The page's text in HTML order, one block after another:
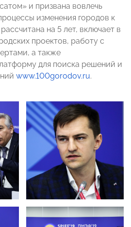
и призвана вовлечь
изменения городов к
на 5 лет, включает в
проектов, работу с
а также
для поиска решений и
www.100gorodov.ru.